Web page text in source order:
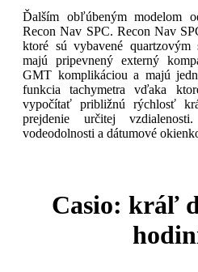
Ďalším obľúbeným modelom
Recon Nav SPC. Recon Nav
ktoré sú vybavené quartzovým
majú pripevnený externý
GMT komplikáciou a majú
funkcia tachymetra vďaka
vypočítať približnú rýchlosť
prejdenie určitej
vodeodolnosti a dátumové
Casio: kráľ